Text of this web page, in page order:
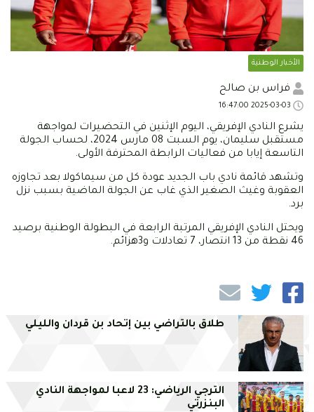
الأخبار الوطنية
فراس بن صالح
يشرع النادي الإفريقي، اليوم الإثنين في التحضيرات لمواجهة
مستقبل سليمان، يوم السبت 08 مارس 2024، لحساب الجولة
التاسعة إيابا من فعاليات الرابطة المحترفة الأولى.
وتشهد قائمة نادي باب الجديد عودة كل من سيماكولا بعد تجاوزه
العقوبة وغيث الصغير الذي غاب عن الجولة الماضية بسبب نزل
برد.
ويحتل النادي الإفريقي المرتبة الرابعة في البطولة الوطنية برصيد
46 نقطة من 13 انتصار، 7 تعادلات و3هزائم.
طلاق بالتراضي بين إتحاد بن قردان والليلي
الترجي الرياضي: 23 لاعبا لمواجهة النادي
البنزرتي